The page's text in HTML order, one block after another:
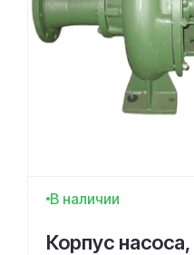
В наличии
Корпус